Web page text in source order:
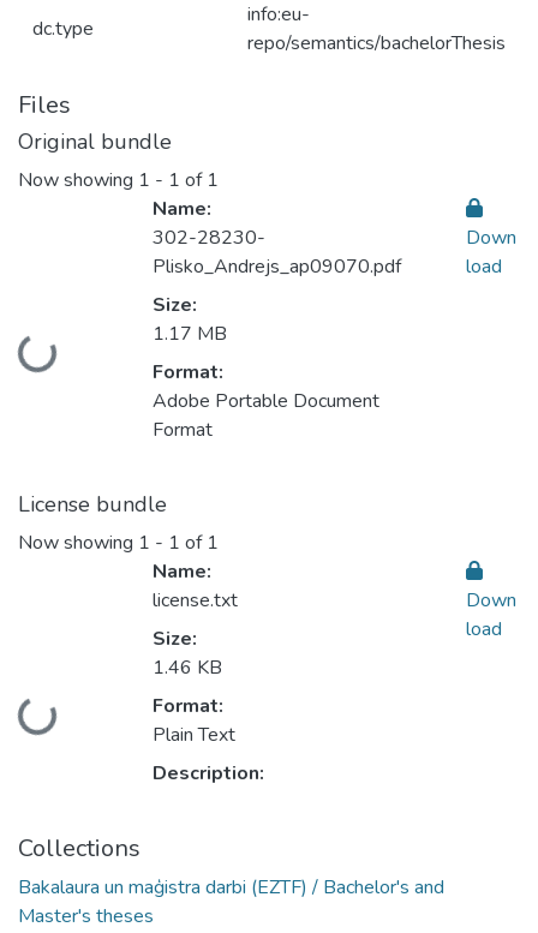
dc.type
info:eu-
repo/semantics/bachelorThesis
Files
Original bundle
Now showing 1 - 1 of 1
Loading...
Name:
302-28230-
Plisko_Andrejs_ap09070.pdf
Size:
1.17 MB
Format:
Adobe Portable Document
Format
Down
load
License bundle
Now showing 1 - 1 of 1
Loading...
Name:
license.txt
Size:
1.46 KB
Format:
Plain Text
Description:
Down
load
Collections
Bakalaura un maģistra darbi (EZTF) / Bachelor's and
Master's theses